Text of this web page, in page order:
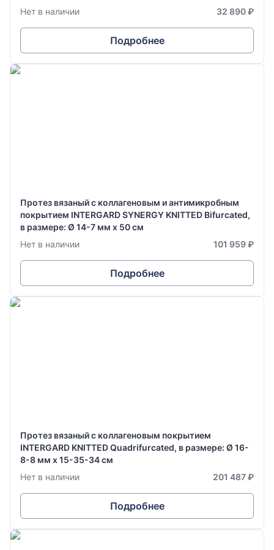
Нет в наличии 32 890 ₽
Подробнее
Протез вязаный с коллагеновым и антимикробным
покрытием INTERGARD SYNERGY KNITTED Bifurcated,
в размере: Ø 14-7 мм х 50 см
Нет в наличии
101 959 ₽
Подробнее
Протез вязаный с коллагеновым покрытием
INTERGARD KNITTED Quadrifurcated, в размере: Ø 16-
8-8 мм х 15-35-34 см
Нет в наличии
201 487 ₽
Подробнее